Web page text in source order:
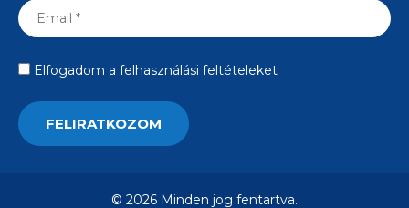
Elfogadom a felhasználási feltételeket
© 2026 Minden jog fentartva.